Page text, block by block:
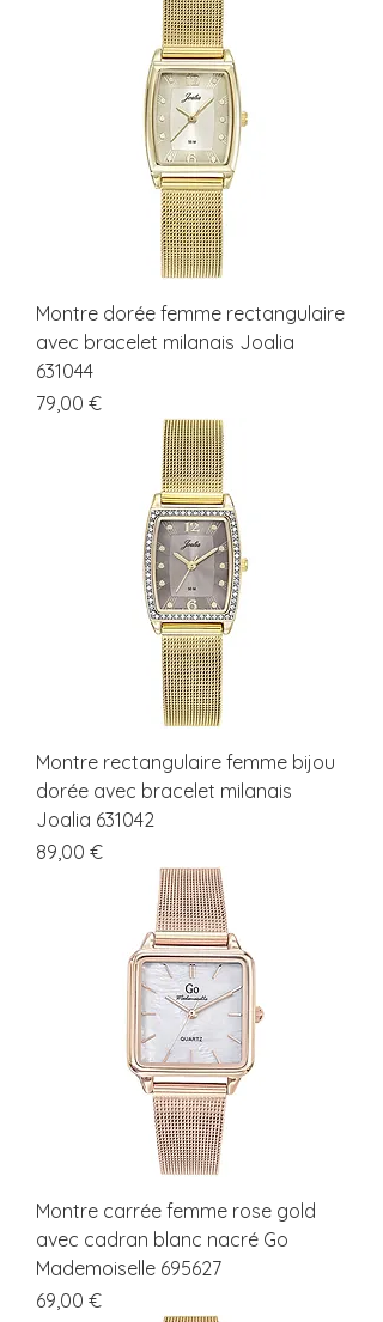
Montre dorée femme rectangulaire
avec bracelet milanais Joalia
631044
Prix
79,00 €
Montre rectangulaire femme bijou
dorée avec bracelet milanais
Joalia 631042
Prix
89,00 €
Montre carrée femme rose gold
avec cadran blanc nacré Go
Mademoiselle 695627
Prix
69,00 €